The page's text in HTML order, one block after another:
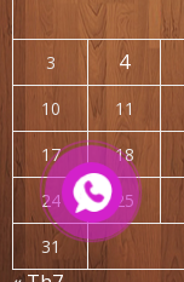
3
4
10 11
17
18
24
25
31